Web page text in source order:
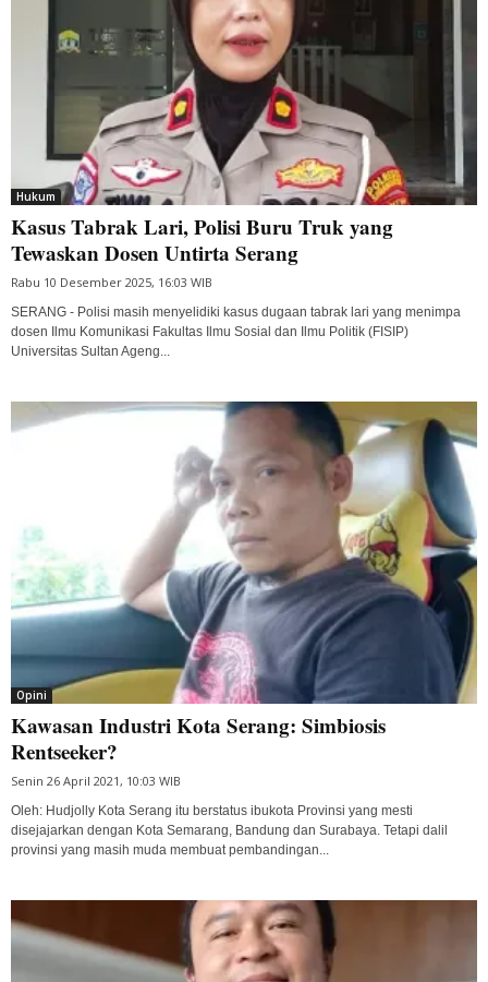
Hukum
Kasus Tabrak Lari, Polisi Buru Truk yang
Tewaskan Dosen Untirta Serang
Rabu 10 Desember 2025, 16:03 WIB
SERANG - Polisi masih menyelidiki kasus dugaan tabrak lari yang menimpa
dosen Ilmu Komunikasi Fakultas Ilmu Sosial dan Ilmu Politik (FISIP)
Universitas Sultan Ageng...
Opini
Kawasan Industri Kota Serang: Simbiosis
Rentseeker?
Senin 26 April 2021, 10:03 WIB
Oleh: Hudjolly Kota Serang itu berstatus ibukota Provinsi yang mesti
disejajarkan dengan Kota Semarang, Bandung dan Surabaya. Tetapi dalil
provinsi yang masih muda membuat pembandingan...